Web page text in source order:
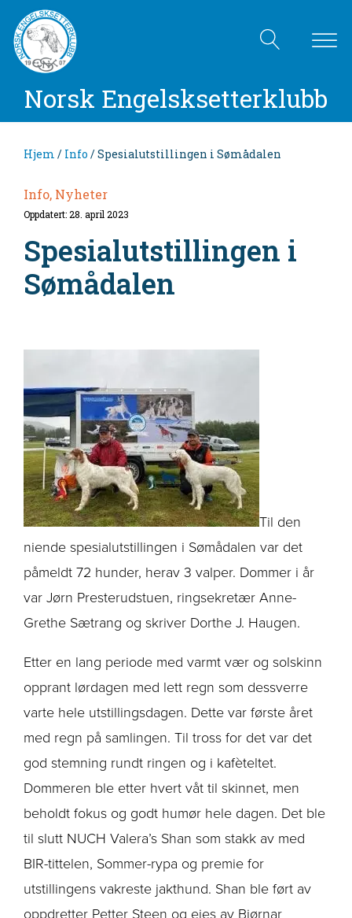
Norsk Engelsksetterklubb
Hjem / Info / Spesialutstillingen i Sømådalen
Info, Nyheter
Oppdatert: 28. april 2023
Spesialutstillingen i
Sømådalen
Til den
niende spesialutstillingen i Sømådalen var det
påmeldt 72 hunder, herav 3 valper. Dommer i år
var Jørn Presterudstuen, ringsekretær Anne-
Grethe Sætrang og skriver Dorthe J. Haugen.
Etter en lang periode med varmt vær og solskinn
opprant lørdagen med lett regn som dessverre
varte hele utstillingsdagen. Dette var første året
med regn på samlingen. Til tross for det var det
god stemning rundt ringen og i kafèteltet.
Dommeren ble etter hvert våt til skinnet, men
beholdt fokus og godt humør hele dagen. Det ble
til slutt NUCH Valera’s Shan som stakk av med
BIR-tittelen, Sommer-rypa og premie for
utstillingens vakreste jakthund. Shan ble ført av
oppdretter Petter Steen og eies av Bjørnar